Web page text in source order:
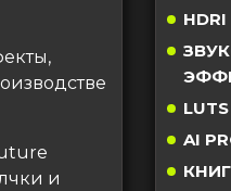
и
HDRI
LUTS
AI